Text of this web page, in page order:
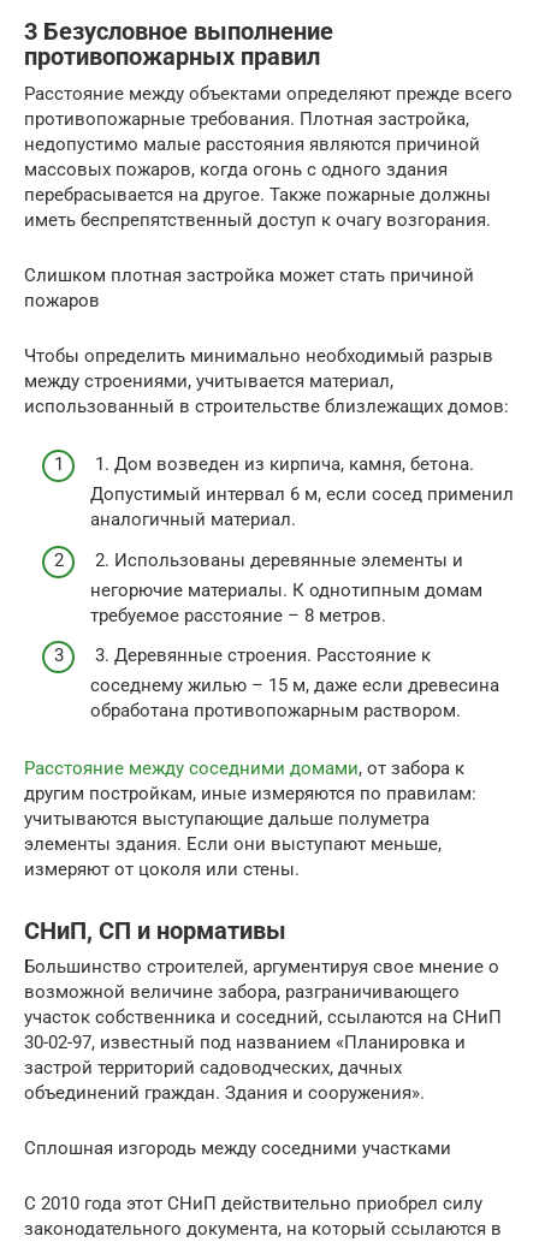
3 Безусловное выполнение
противопожарных правил
Расстояние между объектами определяют прежде всего
противопожарные требования. Плотная застройка,
недопустимо малые расстояния являются причиной
массовых пожаров, когда огонь с одного здания
перебрасывается на другое. Также пожарные должны
иметь беспрепятственный доступ к очагу возгорания.
Слишком плотная застройка может стать причиной
пожаров
Чтобы определить минимально необходимый разрыв
между строениями, учитывается материал,
использованный в строительстве близлежащих домов:
1. Дом возведен из кирпича, камня, бетона.
Допустимый интервал 6 м, если сосед применил
аналогичный материал.
2. Использованы деревянные элементы и
негорючие материалы. К однотипным домам
требуемое расстояние – 8 метров.
3. Деревянные строения. Расстояние к
соседнему жилью – 15 м, даже если древесина
обработана противопожарным раствором.
Расстояние между соседними домами, от забора к
другим постройкам, иные измеряются по правилам:
учитываются выступающие дальше полуметра
элементы здания. Если они выступают меньше,
измеряют от цоколя или стены.
СНиП, СП и нормативы
Большинство строителей, аргументируя свое мнение о
возможной величине забора, разграничивающего
участок собственника и соседний, ссылаются на СНиП
30-02-97, известный под названием «Планировка и
застрой территорий садоводческих, дачных
объединений граждан. Здания и сооружения».
Сплошная изгородь между соседними участками
С 2010 года этот СНиП действительно приобрел силу
законодательного документа, на который ссылаются в